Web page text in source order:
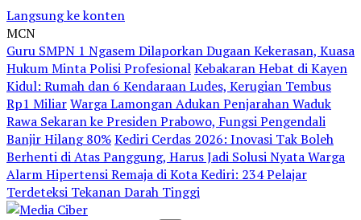
Langsung ke konten
MCN
Guru SMPN 1 Ngasem Dilaporkan Dugaan Kekerasan, Kuasa
Hukum Minta Polisi ProfesionalKebakaran Hebat di Kayen
Kidul: Rumah dan 6 Kendaraan Ludes, Kerugian Tembus
Rp1 MiliarWarga Lamongan Adukan Penjarahan Waduk
Rawa Sekaran ke Presiden Prabowo, Fungsi Pengendali
Banjir Hilang 80%Kediri Cerdas 2026: Inovasi Tak Boleh
Berhenti di Atas Panggung, Harus Jadi Solusi Nyata Warga
Alarm Hipertensi Remaja di Kota Kediri: 234 Pelajar
Terdeteksi Tekanan Darah Tinggi